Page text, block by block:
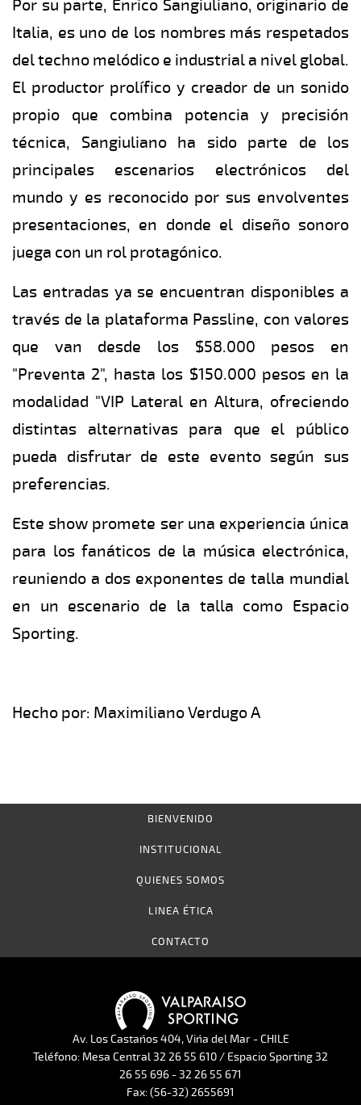
Por su parte, Enrico Sangiuliano, originario de
Italia, es uno de los nombres más respetados
del techno melódico e industrial a nivel global.
El productor prolífico y creador de un sonido
propio que combina potencia y precisión
técnica, Sangiuliano ha sido parte de los
principales escenarios electrónicos del
mundo y es reconocido por sus envolventes
presentaciones, en donde el diseño sonoro
juega con un rol protagónico.
Las entradas ya se encuentran disponibles a
través de la plataforma Passline, con valores
que van desde los $58.000 pesos en
"Preventa 2", hasta los $150.000 pesos en la
modalidad "VIP Lateral en Altura, ofreciendo
distintas alternativas para que el público
pueda disfrutar de este evento según sus
preferencias.
Este show promete ser una experiencia única
para los fanáticos de la música electrónica,
reuniendo a dos exponentes de talla mundial
en un escenario de la talla como Espacio
Sporting.
Hecho por: Maximiliano Verdugo A
BIENVENIDO
INSTITUCIONAL
QUIENES SOMOS
LINEA ÉTICA
CONTACTO
Av. Los Castaños 404, Viña del Mar - CHILE
Teléfono: Mesa Central 32 26 55 610 / Espacio Sporting 32
26 55 696 - 32 26 55 671
Fax: (56-32) 2655691